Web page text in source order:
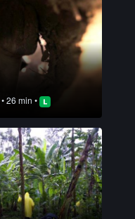
• 26 min •